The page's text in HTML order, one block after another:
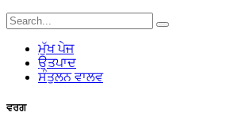
ਮੁੱਖ ਪੇਜ
ਉਤਪਾਦ
ਸੰਤੁਲਨ ਵਾਲਵ
ਵਰਗ